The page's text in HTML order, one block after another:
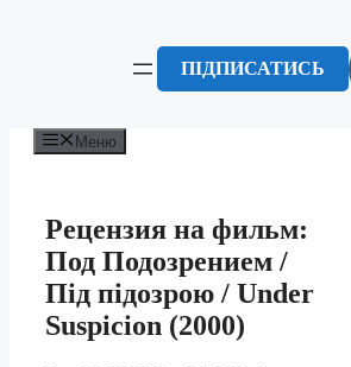
ПІДПИСАТИСЬ
Меню
Рецензия на фильм:
Под Подозрением /
Під підозрою / Under
Suspicion (2000)